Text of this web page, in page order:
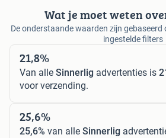
Wat je moet weten
De onderstaande waarden zijn gebaseerd
ingestelde filters
21,8%
Van alle Sinnerlig advertenties is
voor verzending.
25,6%
25,6% van alle Sinnerlig